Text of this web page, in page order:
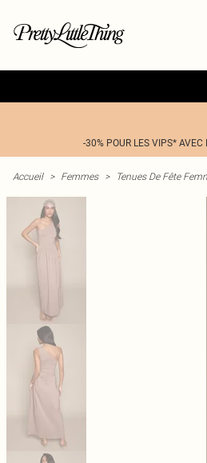
-30% POUR LES VIPS* AVEC
Accueil > Femmes > Tenues De Fête